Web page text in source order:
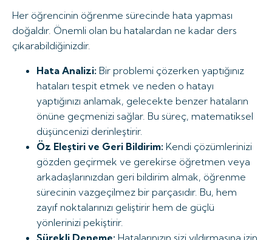
Her öğrencinin öğrenme sürecinde hata yapması
doğaldır. Önemli olan bu hatalardan ne kadar ders
çıkarabildiğinizdir.
Hata Analizi: Bir problemi çözerken yaptığınız
hataları tespit etmek ve neden o hatayı
yaptığınızı anlamak, gelecekte benzer hataların
önüne geçmenizi sağlar. Bu süreç, matematiksel
düşüncenizi derinleştirir.
Öz Eleştiri ve Geri Bildirim: Kendi çözümlerinizi
gözden geçirmek ve gerekirse öğretmen veya
arkadaşlarınızdan geri bildirim almak, öğrenme
sürecinin vazgeçilmez bir parçasıdır. Bu, hem
zayıf noktalarınızı geliştirir hem de güçlü
yönlerinizi pekiştirir.
Sürekli Deneme: Hatalarınızın sizi yıldırmasına izin